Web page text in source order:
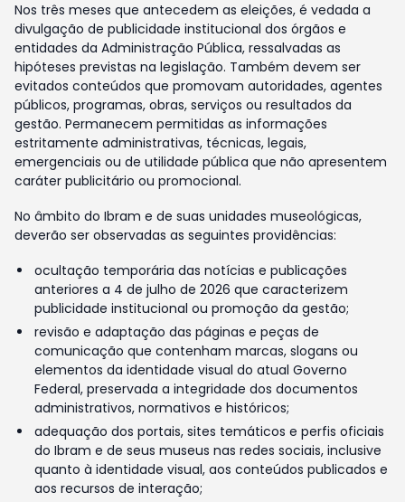
Nos três meses que antecedem as eleições, é vedada a
divulgação de publicidade institucional dos órgãos e
entidades da Administração Pública, ressalvadas as
hipóteses previstas na legislação. Também devem ser
evitados conteúdos que promovam autoridades, agentes
públicos, programas, obras, serviços ou resultados da
gestão. Permanecem permitidas as informações
estritamente administrativas, técnicas, legais,
emergenciais ou de utilidade pública que não apresentem
caráter publicitário ou promocional.
No âmbito do Ibram e de suas unidades museológicas,
deverão ser observadas as seguintes providências:
ocultação temporária das notícias e publicações
anteriores a 4 de julho de 2026 que caracterizem
publicidade institucional ou promoção da gestão;
revisão e adaptação das páginas e peças de
comunicação que contenham marcas, slogans ou
elementos da identidade visual do atual Governo
Federal, preservada a integridade dos documentos
administrativos, normativos e históricos;
adequação dos portais, sites temáticos e perfis oficiais
do Ibram e de seus museus nas redes sociais, inclusive
quanto à identidade visual, aos conteúdos publicados e
aos recursos de interação;